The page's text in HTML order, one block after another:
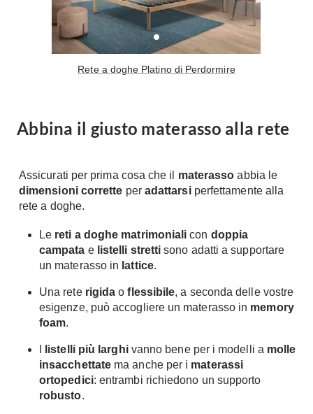
Rete a doghe Platino di Perdormire
Abbina il giusto materasso alla rete
Assicurati per prima cosa che il materasso abbia le
dimensioni corrette per adattarsi perfettamente alla
rete a doghe.
Le reti a doghe matrimoniali con doppia
campata e listelli stretti sono adatti a supportare
un materasso in lattice.
Una rete rigida oflessibile, a seconda delle vostre
esigenze, può accogliere un materasso in memory
foam.
listelli più larghivanno bene per i modelli a molle
insacchettate ma anche per i materassi
ortopedici: entrambi richiedono un supporto
robusto.